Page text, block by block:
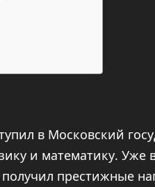
в Московский
и математику. Уже
престижные